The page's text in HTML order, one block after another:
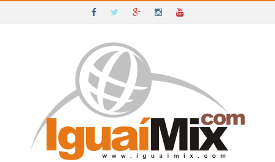
IGUAÍ E SUDOESTE DA BAHIA